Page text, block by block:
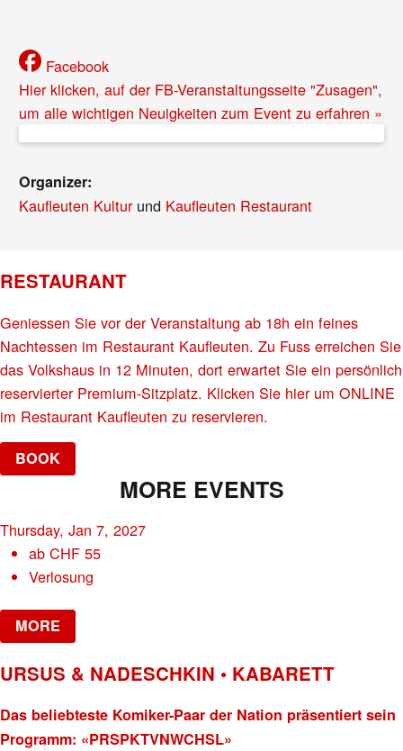
Facebook
Hier klicken, auf der FB-Veranstaltungsseite "Zusagen",
um alle wichtigen Neuigkeiten zum Event zu erfahren »
© Dreh & Angel
Organizer:
Kaufleuten Kulturund Kaufleuten Restaurant
RESTAURANT
Geniessen Sie vor der Veranstaltung ab 18h ein feines
Nachtessen im Restaurant Kaufleuten. Zu Fuss erreichen Sie
das Volkshaus in 12 Minuten, dort erwartet Sie ein persönlich
reservierter Premium-Sitzplatz. Klicken Sie hier um ONLINE
im Restaurant Kaufleuten zu reservieren.
BOOK
MORE EVENTS
Thursday, Jan 7, 2027
abCHF 55
Verlosung
MORE
URSUS & NADESCHKIN • KABARETT
Das beliebteste Komiker-Paar der Nation präsentiert sein
Programm: «PRSPKTVNWCHSL»